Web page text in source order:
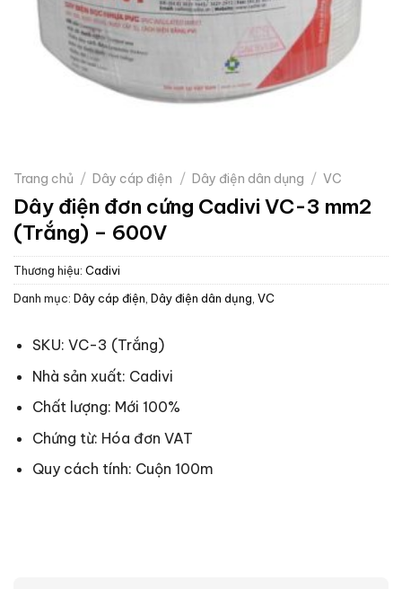
Trang chủ / Dây cáp điện / Dây điện dân dụng / VC
Dây điện đơn cứng Cadivi VC-3 mm2
(Trắng) – 600V
Thương hiệu: Cadivi
Danh mục: Dây cáp điện Dây điện dân dụng VC
SKU: VC-3 (Trắng)
Nhà sản xuất: Cadivi
Chất lượng: Mới 100%
Chứng từ: Hóa đơn VAT
Quy cách tính: Cuộn 100m